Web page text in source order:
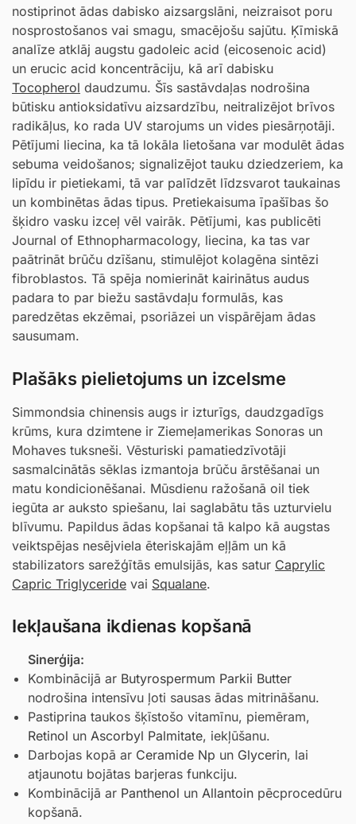
nostiprinot ādas dabisko aizsargslāni, neizraisot poru
nosprostošanos vai smagu, smacējošu sajūtu. Ķīmiskā
analīze atklāj augstu gadoleic acid (eicosenoic acid)
un erucic acid koncentrāciju, kā arī dabisku
Tocopherol daudzumu. Šīs sastāvdaļas nodrošina
būtisku antioksidatīvu aizsardzību, neitralizējot brīvos
radikāļus, ko rada UV starojums un vides piesārņotāji.
Pētījumi liecina, ka tā lokāla lietošana var modulēt ādas
sebuma veidošanos; signalizējot tauku dziedzeriem, ka
lipīdu ir pietiekami, tā var palīdzēt līdzsvarot taukainas
un kombinētas ādas tipus. Pretiekaisuma īpašības šo
šķidro vasku izceļ vēl vairāk. Pētījumi, kas publicēti
Journal of Ethnopharmacology, liecina, ka tas var
paātrināt brūču dzīšanu, stimulējot kolagēna sintēzi
fibroblastos. Tā spēja nomierināt kairinātus audus
padara to par biežu sastāvdaļu formulās, kas
paredzētas ekzēmai, psoriāzei un vispārējam ādas
sausumam.
Plašāks pielietojums un izcelsme
Simmondsia chinensis augs ir izturīgs, daudzgadīgs
krūms, kura dzimtene ir Ziemeļamerikas Sonoras un
Mohaves tuksneši. Vēsturiski pamatiedzīvotāji
sasmalcinātās sēklas izmantoja brūču ārstēšanai un
matu kondicionēšanai. Mūsdienu ražošanā oil tiek
iegūta ar auksto spiešanu, lai saglabātu tās uzturvielu
blīvumu. Papildus ādas kopšanai tā kalpo kā augstas
veiktspējas nesējviela ēteriskajām eļļām un kā
stabilizators sarežģītās emulsijās, kas satur Caprylic
Capric Triglyceride vai Squalane.
Iekļaušana ikdienas kopšanā
Sinerģija:
Kombinācijā ar Butyrospermum Parkii Butter
nodrošina intensīvu ļoti sausas ādas mitrināšanu.
Pastiprina taukos šķīstošo vitamīnu, piemēram,
Retinol un Ascorbyl Palmitate, iekļūšanu.
Darbojas kopā ar Ceramide Np un Glycerin, lai
atjaunotu bojātas barjeras funkciju.
Kombinācijā ar Panthenol un Allantoin pēcprocedūru
kopšanā.